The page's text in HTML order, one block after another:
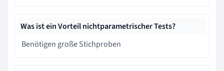
Was ist ein Vorteil nichtparametrischer Tests?
Benötigen große Stichproben